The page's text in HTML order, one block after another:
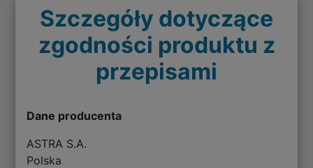
Szczegóły dotyczące
zgodności produktu z
przepisami
Dane producenta
ASTRA S.A.
Polska